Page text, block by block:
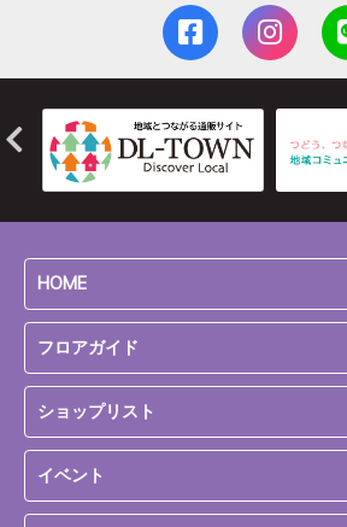
HOME
フロアガイド
ショップリスト
イベント